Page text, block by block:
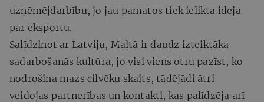
uzņēmējdarbību, jo jau pamatos tiek ielikta ideja
par eksportu.
Salīdzinot ar Latviju, Maltā ir daudz izteiktāka
sadarbošanās kultūra, jo visi viens otru pazīst, ko
nodrošina mazs cilvēku skaits, tādējādi ātri
veidojas partnerības un kontakti, kas palīdzēja arī